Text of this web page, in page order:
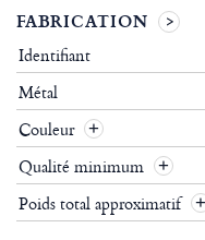
FABRICATION
Identifiant
Métal
Couleur
Qualité minimum
Poids total approximatif